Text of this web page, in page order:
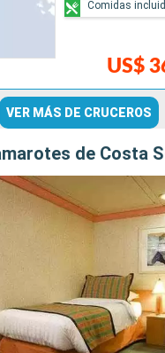
US$
Comidas
VER MÁS DE CRUCEROS
de Costa